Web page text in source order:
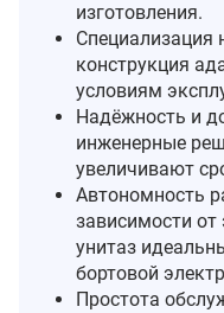
изготовления.
Специализация
конструкция
условиям
Надёжность и
инженерные
увеличивают
Автономность
зависимости от
унитаз
бортовой
Простота